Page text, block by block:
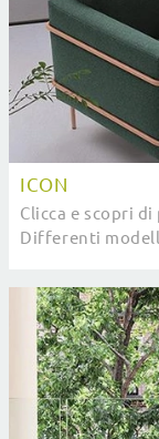
ICON
Clicca e scopri
Differenti